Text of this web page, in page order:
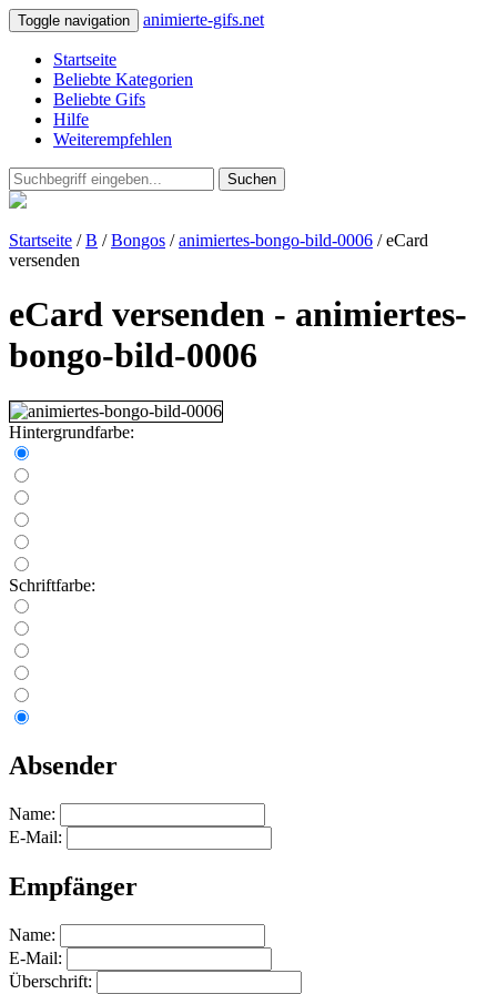
Toggle navigation animierte-gifs.net
Startseite
Beliebte Kategorien
Beliebte Gifs
Hilfe
Weiterempfehlen
Suchen
Startseite /B /Bongos /animiertes-bongo-bild-0006 / eCard
versenden
eCard versenden - animiertes-
bongo-bild-0006
Hintergrundfarbe:
Schriftfarbe:
Absender
Name:
E-Mail:
Empfänger
Name:
E-Mail:
Überschrift: